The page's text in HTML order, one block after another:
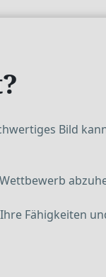
Bild
Fähigkeiten